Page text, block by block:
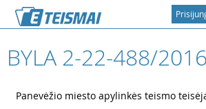
BYLA 2-22-488/2016
Panevėžio miesto apylinkės teismo